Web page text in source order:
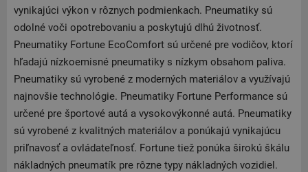
vynikajúci výkon v rôznych podmienkach. Pneumatiky sú
odolné voči opotrebovaniu a poskytujú dlhú životnosť.
Pneumatiky Fortune EcoComfort sú určené pre vodičov, ktorí
hľadajú nízkoemisné pneumatiky s nízkym obsahom paliva.
Pneumatiky sú vyrobené z moderných materiálov a využívajú
najnovšie technológie. Pneumatiky Fortune Performance sú
určené pre športové autá a vysokovýkonné autá. Pneumatiky
sú vyrobené z kvalitných materiálov a ponúkajú vynikajúcu
priľnavosť a ovládateľnosť. Fortune tiež ponúka širokú škálu
nákladných pneumatík pre rôzne typy nákladných vozidiel.